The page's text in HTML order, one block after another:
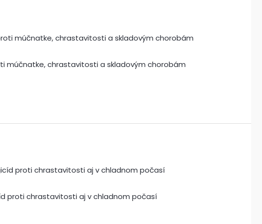
múčnatke, chrastavitosti a skladovým chorobám
proti chrastavitosti aj v chladnom počasí